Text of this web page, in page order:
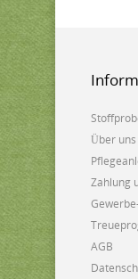
Über uns
Zahlung
AGB